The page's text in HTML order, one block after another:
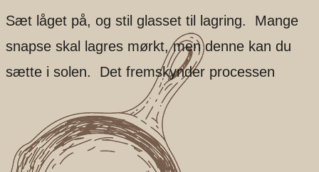
Sæt låget på, og stil glasset til lagring. Mange
snapse skal lagres mørkt, men denne kan du
sætte i solen. Det fremskynder processen